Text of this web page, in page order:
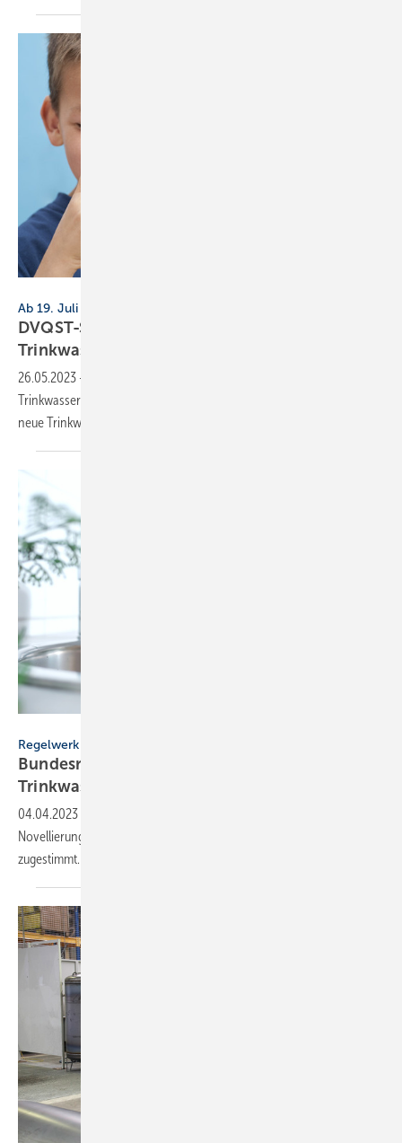
Ab 19. Juli 2023, diverse Orte
DVQST-Seminarreihe zur neuen
Trinkwasserverordnung
26.05.2023 -
Trinkwasserverordnung über ihre Auswirkungen auf vorhandene und
neueTrinkwasser-Installationen.
Regelwerk
Bundesrat verabschiedet neue
Trinkwasserverordnung
04.04.2023
Novellierung der Trinkwasserverordnung mit Änderungen
zugestimmt. Sie wird kurzfristig in Kraft